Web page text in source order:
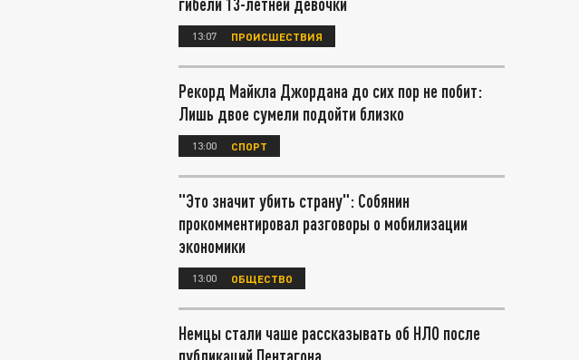
13:07 ПРОИСШЕСТВИЯ
Рекорд Майкла Джордана до сих пор не побит:
Лишь двое сумели подойти близко
13:00 СПОРТ
"Это значит убить страну": Собянин
прокомментировал разговоры о мобилизации
экономики
13:00 ОБЩЕСТВО
Немцы стали чаше рассказывать об НЛО после